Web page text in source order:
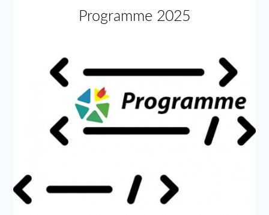
Programme 2025